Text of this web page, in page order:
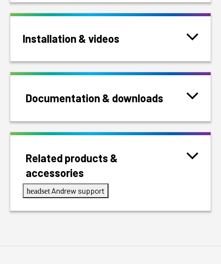
Installation & videos
Documentation & downloads
Related products &
accessories
headset Andrew support